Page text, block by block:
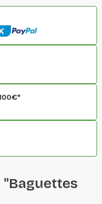
"Baguettes